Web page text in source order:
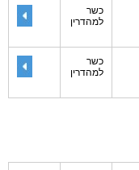
כשר
למהדרין
כשר
למהדרין